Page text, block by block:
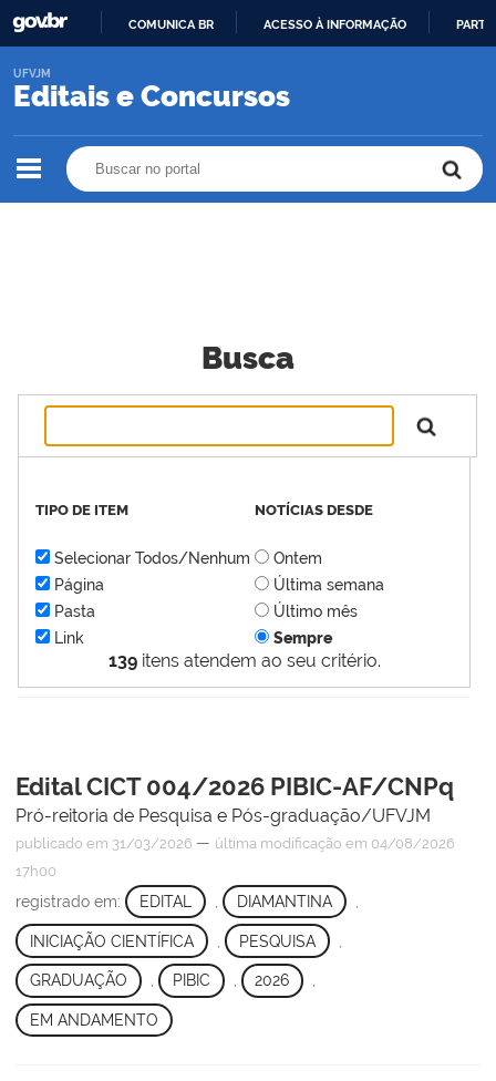
O
COMUNICA BR ACESSO À INFORMAÇÃO
Editais e Concursos
UFVJM
Busca
139itens atendem ao seu critério.
TIPO DE ITEM
Selecionar Todos/Nenhum
Página
Pasta
Link
NOTÍCIAS DESDE
Ontem
Última semana
Último mês
Sempre
Edital CICT 004/2026 PIBIC-AF/CNPq
Pró-reitoria de Pesquisa e Pós-graduação/UFVJM
publicado em 31/03/2026 — última modificação em 04/08/2026
17h00
registrado em: EDITAL DIAMANTINA
INICIAÇÃO CIENTÍFICA PESQUISA
GRADUAÇÃO , PIBIC , 2026 ,
EM ANDAMENTO